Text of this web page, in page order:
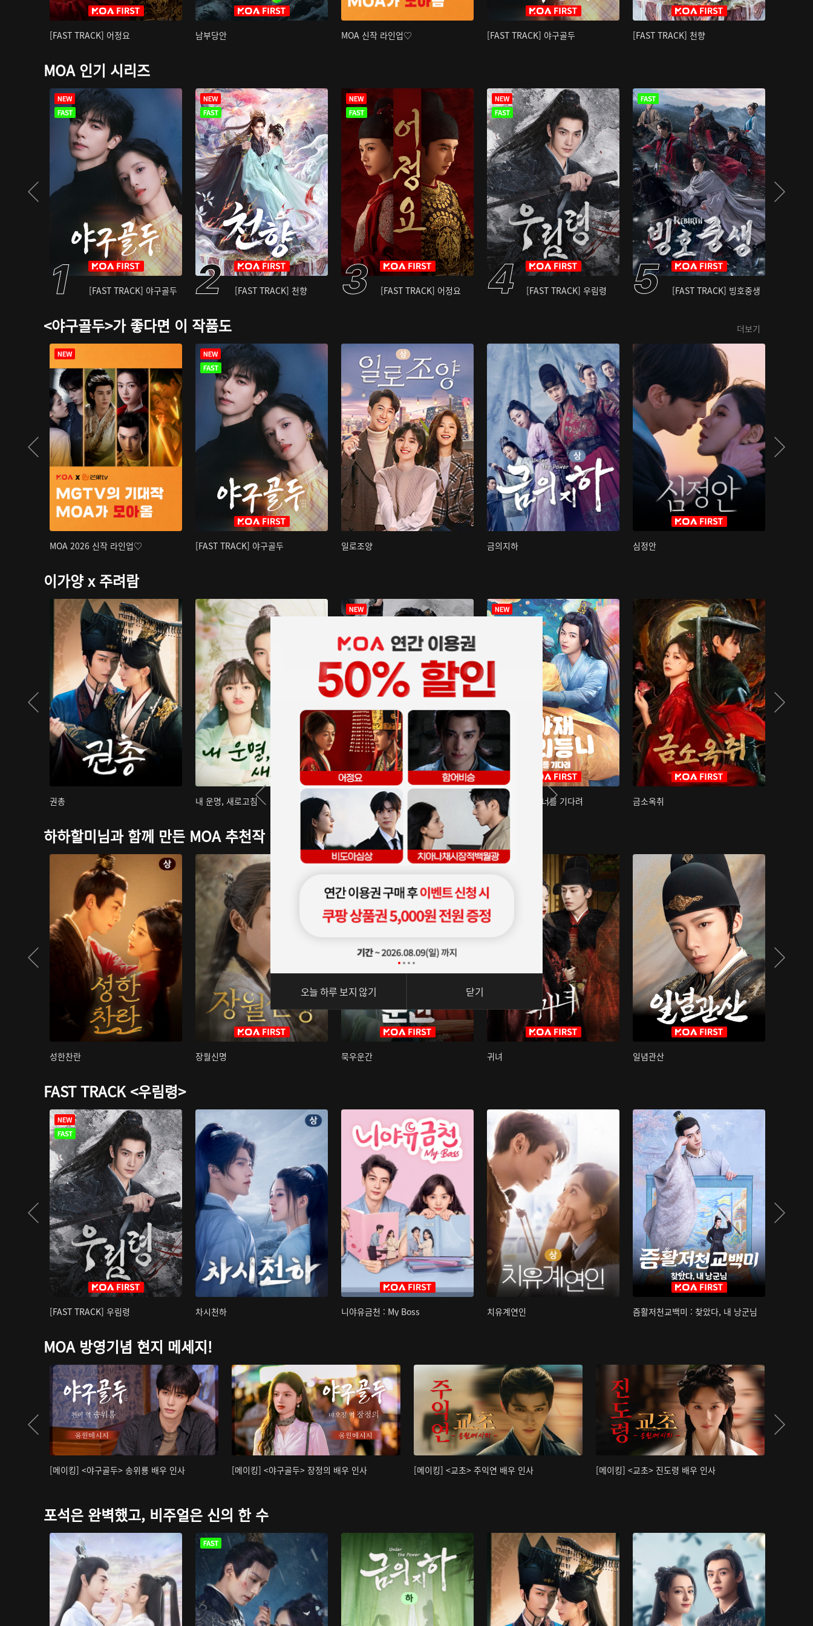
[FAST TRACK] 어정요 남부당안 MOA 신작 라인업♡ [FAST TRACK] 야구골두 [FAST TRACK] 천향
MOA 인기 시리즈
[FAST TRACK] 야구골두 [FAST TRACK] 천향 [FAST TRACK] 어정요 [FAST TRACK] 우림령 [FAST TRACK] 빙호중생
<야구골두>가 좋다면 이 작품도 더보기
MOA 2026 신작 라인업♡ [FAST TRACK] 야구골두 일로조양 금의지하 심정안
이가양 x 주려람
권총 내 운명, 새로고침 아재저리등니 : 너를 기다려 금소옥취
하하할미님과 함께 만든 MOA 추천작
성한찬란 장월신명 묵우운간 귀녀 일념관산
FAST TRACK <우림령>
[FAST TRACK] 우림령 차시천하 니야유금천 : My Boss 치유계연인 즘활저천교백미 : 찾았다, 내 낭군님
MOA 방영기념 현지 메세지!
[메이킹] <야구골두> 송위룡 배우 인사 [메이킹] <야구골두> 장정의 배우 인사 [메이킹] <교초> 주익연 배우 인사 [메이킹] <교초> 진도령 배우 인사
포석은 완벽했고, 비주얼은 신의 한 수
오늘 하루 보지 않기 닫기